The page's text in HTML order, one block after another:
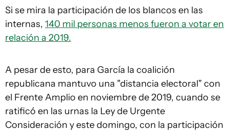
Si se mira la participación de los blancos en las
internas, 140 mil personas menos fueron a votar en
relación a 2019.
A pesar de esto, para García la coalición
republicana mantuvo una "distancia electoral" con
el Frente Amplio en noviembre de 2019, cuando se
ratificó en las urnas la Ley de Urgente
Consideración y este domingo, con la participación